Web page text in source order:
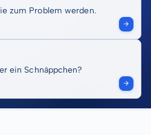
zum Problem werden.
ein Schnäppchen?